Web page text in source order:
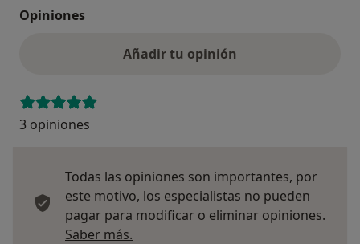
Opiniones
Añadir tu opinión
3 opiniones
Todas las opiniones son importantes, por
este motivo, los especialistas no pueden
pagar para modificar o eliminar opiniones.
Saber más.